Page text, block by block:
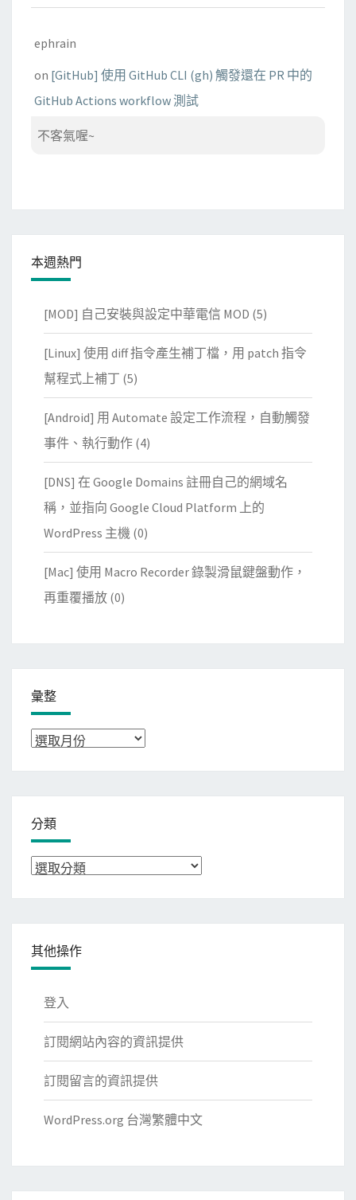
ephrain
on [GitHub] 使用 GitHub CLI (gh) 觸發還在 PR 中的
GitHub Actions workflow 測試
不客氣喔~
本週熱門
[MOD] 自己安裝與設定中華電信 MOD (5)
[Linux] 使用 diff 指令產生補丁檔，用 patch 指令
幫程式上補丁 (5)
[Android] 用 Automate 設定工作流程，自動觸發
事件、執行動作 (4)
[DNS] 在 Google Domains 註冊自己的網域名
稱，並指向 Google Cloud Platform 上的
WordPress 主機 (0)
[Mac] 使用 Macro Recorder 錄製滑鼠鍵盤動作，
再重覆播放 (0)
彙整
彙
分類
分
其他操作
登入
訂閱網站內容的資訊提供
訂閱留言的資訊提供
WordPress.org 台灣繁體中文